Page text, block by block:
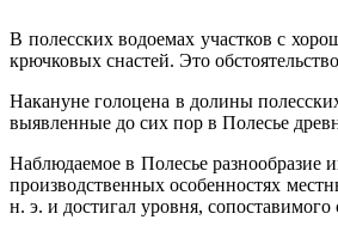
В полесских водоемах участков с
крючковых снастей. Это
Накануне голоцена в долины
выявленные до сих пор в Полесье
Наблюдаемое в Полесье разнообразие
производственных особенностях
н. э. и достигал уровня,